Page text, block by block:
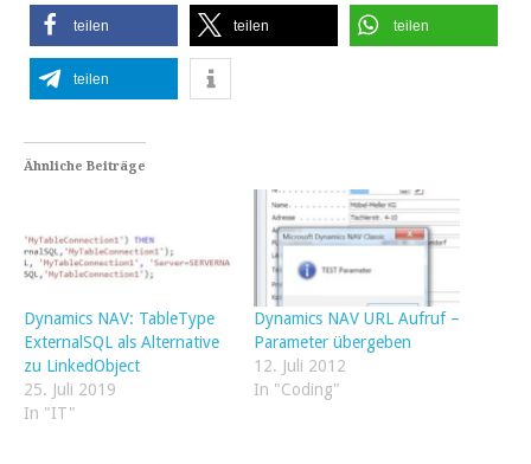
teilen teilen teilen
teilen
Ähnliche Beiträge
Dynamics NAV: TableType
ExternalSQL als Alternative
zu LinkedObject
25. Juli 2019
In "IT"
Dynamics NAV URL Aufruf –
Parameter übergeben
12. Juli 2012
In "Coding"